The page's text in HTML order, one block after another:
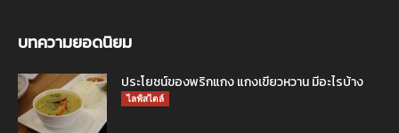
บทความยอดนิยม
ประโยชน์ของพริกแกง แกงเขียวหวาน มีอะไรบ้าง
ไลฟ์สไตล์